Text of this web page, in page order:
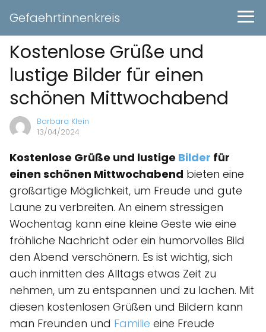
Gefaehrtinnenkreis
Kostenlose Grüße und
lustige Bilder für einen
schönen Mittwochabend
Barbara Klein
13/04/2024
Kostenlose Grüße und lustige Bilder für
einen schönen Mittwochabend bieten eine
großartige Möglichkeit, um Freude und gute
Laune zu verbreiten. An einem stressigen
Wochentag kann eine kleine Geste wie eine
fröhliche Nachricht oder ein humorvolles Bild
den Abend verschönern. Es ist wichtig, sich
auch inmitten des Alltags etwas Zeit zu
nehmen, um zu entspannen und zu lachen. Mit
diesen kostenlosen Grüßen und Bildern kann
man Freunden und Familie eine Freude